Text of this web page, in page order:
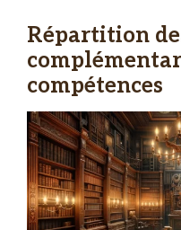
Répartition
compétences